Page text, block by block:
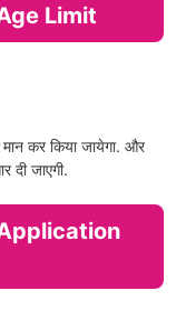
Limit
मान कर किया जायेगा. और
दी जाएगी.